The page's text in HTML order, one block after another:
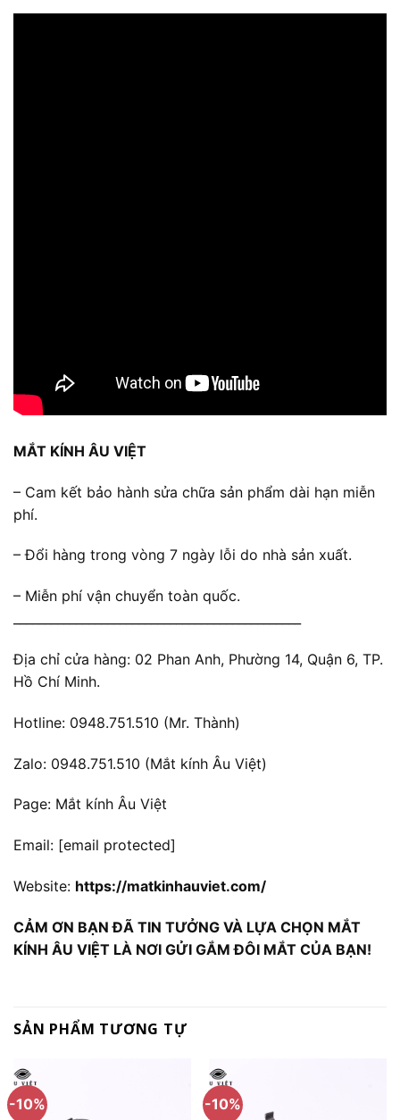
MẮT KÍNH ÂU VIỆT
– Cam kết bảo hành sửa chữa sản phẩm dài hạn miễn
phí.
– Đổi hàng trong vòng 7 ngày lỗi do nhà sản xuất.
– Miễn phí vận chuyển toàn quốc.
Địa chỉ cửa hàng: 02 Phan Anh, Phường 14, Quận 6, TP.
Hồ Chí Minh.
Hotline: 0948.751.510 (Mr. Thành)
Zalo: 0948.751.510 (Mắt kính Âu Việt)
Page: Mắt kính Âu Việt
Email: [email protected]
Website: https://matkinhauviet.com/
CẢM ƠN BẠN ĐÃ TIN TƯỞNG VÀ LỰA CHỌN MẮT
KÍNH ÂU VIỆT LÀ NƠI GỬI GẮM ĐÔI MẮT CỦA BẠN!
SẢN PHẨM TƯƠNG TỰ
-10% -10%